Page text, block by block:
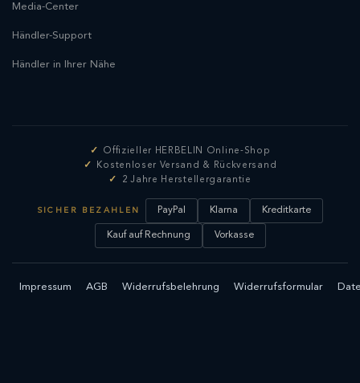
Media-Center
Händler-Support
Händler in Ihrer Nähe
Offizieller HERBELIN Online-Shop
Kostenloser Versand & Rückversand
2 Jahre Herstellergarantie
SICHER BEZAHLEN PayPal Klarna Kreditkarte
Kauf auf Rechnung Vorkasse
Impressum AGB Widerrufsbelehrung Widerrufsformular